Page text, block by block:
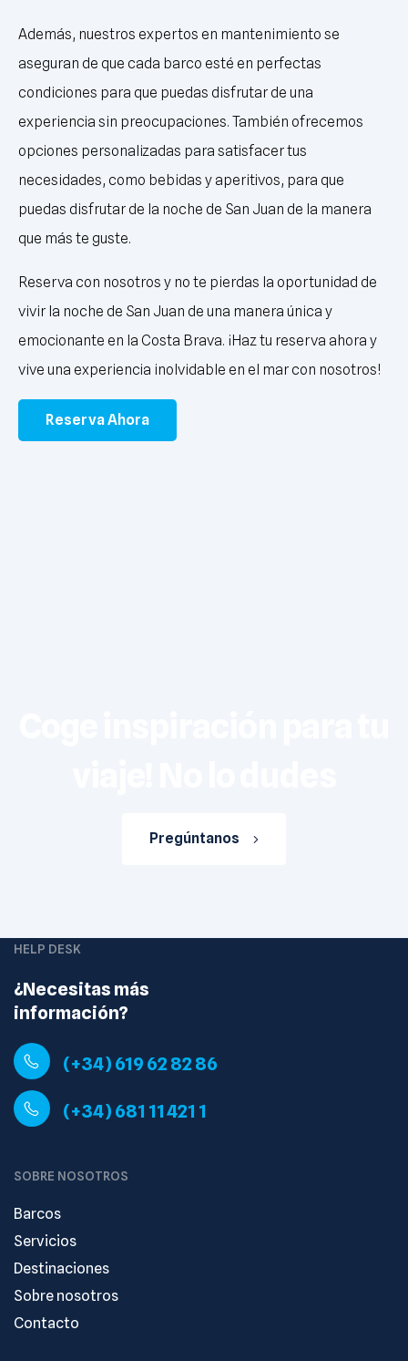
Además, nuestros expertos en mantenimiento se
aseguran de que cada barco esté en perfectas
condiciones para que puedas disfrutar de una
experiencia sin preocupaciones. También ofrecemos
opciones personalizadas para satisfacer tus
necesidades, como bebidas y aperitivos, para que
puedas disfrutar de la noche de San Juan de la manera
que más te guste.
Reserva con nosotros y no te pierdas la oportunidad de
vivir la noche de San Juan de una manera única y
emocionante en la Costa Brava. ¡Haz tu reserva ahora y
vive una experiencia inolvidable en el mar con nosotros!
Reserva Ahora
Pregúntanos
HELP DESK
¿Necesitas más
información?
(+34) 619 62 82 86
(+34) 681 11 421 1
SOBRE NOSOTROS
Barcos
Servicios
Destinaciones
Sobre nosotros
Contacto